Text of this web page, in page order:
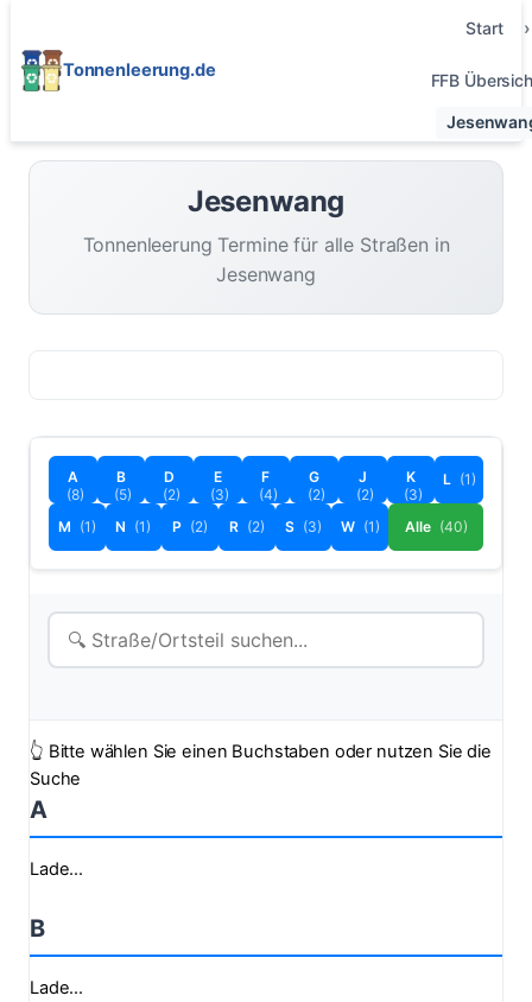
Tonnenleerung.de
Start
FFB
Jesenwang
Tonnenleerung Termine für alle Straßen in
Jesenwang
A
(8)
B
(5)
D
(2)
E
(3)
F
(4)
G
(2)
J
(2)
K
(3)
L (1)
M (1) N (1) P (2) R (2) S (3) W (1) Alle (40)
👆 Bitte wählen Sie einen Buchstaben oder nutzen Sie die
Suche
A
Lade...
B
Lade...